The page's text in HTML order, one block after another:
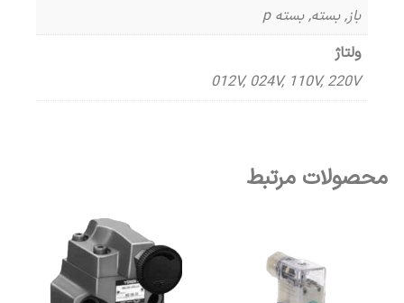
باز, بسته, بسته p
ولتاژ
012V, 024V, 110V, 220V
محصولات مرتبط